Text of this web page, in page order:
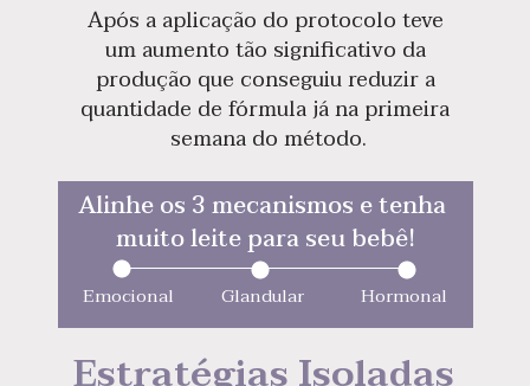
Após a aplicação do protocolo teve
um aumento tão significativo da
produção que conseguiu reduzir a
quantidade de fórmula já na primeira
semana do método.
Alinhe os 3 mecanismos e tenha
muito leite para seu bebê!
Emocional          Glandular            Hormonal